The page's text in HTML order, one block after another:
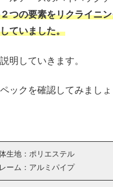
つの要素をリクライニ
ていました。
明していきます。
ックを確認してみましょ
生地：ポリエステル
ーム：アルミパイプ